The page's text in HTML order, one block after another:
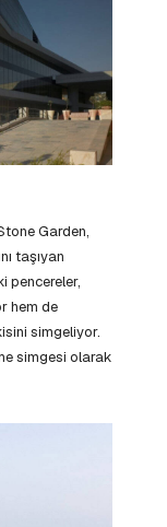
Garden,
taşıyan
pencereler,
hem de
simgeliyor.
simgesi olarak